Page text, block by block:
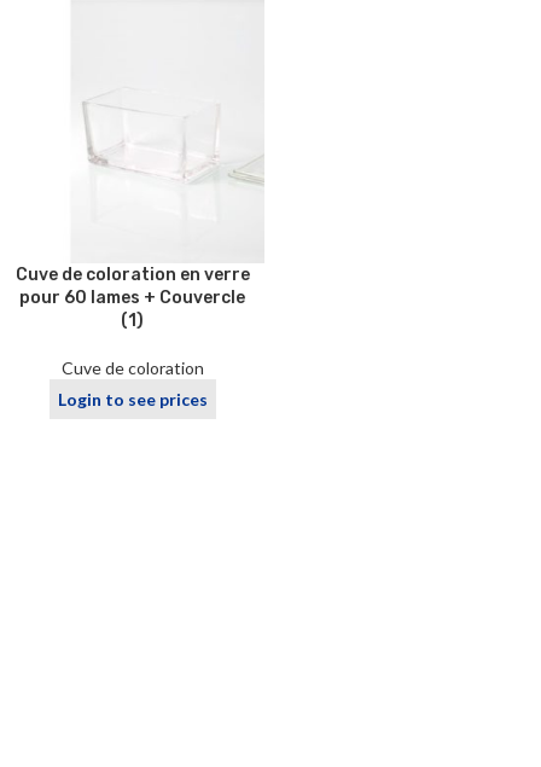
Cuve de coloration en verre
pour 60 lames + Couvercle
(1)
Cuve de coloration
Login to see prices